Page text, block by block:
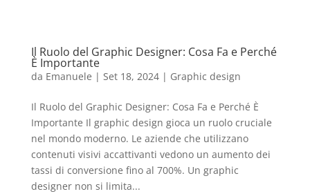
Il Ruolo del Graphic Designer: Cosa Fa e Perché
È Importante
da Emanuele | Set 18, 2024| Graphic design
Il Ruolo del Graphic Designer: Cosa Fa e Perché È
Importante Il graphic design gioca un ruolo cruciale
nel mondo moderno. Le aziende che utilizzano
contenuti visivi accattivanti vedono un aumento dei
tassi di conversione fino al 700%. Un graphic
designer non si limita...